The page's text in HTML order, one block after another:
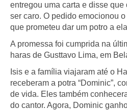
entregou uma carta e disse
ser caro. O pedido emocionou
que prometeu dar um potro a
A promessa foi cumprida na
haras de Gusttavo Lima, em
Isis e a família viajaram até o
receberam a potra “Dominic”,
de vida. Eles também
do cantor. Agora, Dominic